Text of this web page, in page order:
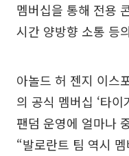
멤버십을 통해 전용
시간 양방향 소통 등
아놀드 허 젠지 이스
의 공식 멤버십 ‘타
팬덤 운영에 얼마나
“발로란트 팀 역시